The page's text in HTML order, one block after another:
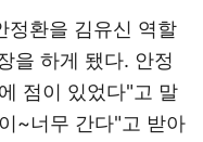
정환을 김유신 역할
을 하게 됐다. 안정
점이 있었다"고 말
~너무 간다"고 받아